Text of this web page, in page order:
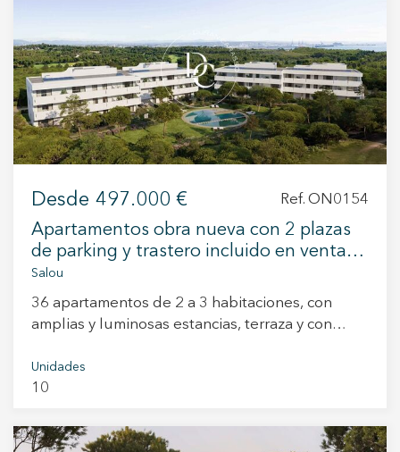
+34 935 178 067
ES CA EN FR
Desde 497.000 € Ref. ON0154
Apartamentos obra nueva con 2 plazas
de parking y trastero incluido en venta
en Salou
Salou
36 apartamentos de 2 a 3 habitaciones, con
amplias y luminosas estancias, terraza y con
apartamentos forman parte del resort privado,
junto al mar, a 10 minutos de Tarragona y a 1
tres campos de golf de primerísimo nivel
Unidades
10